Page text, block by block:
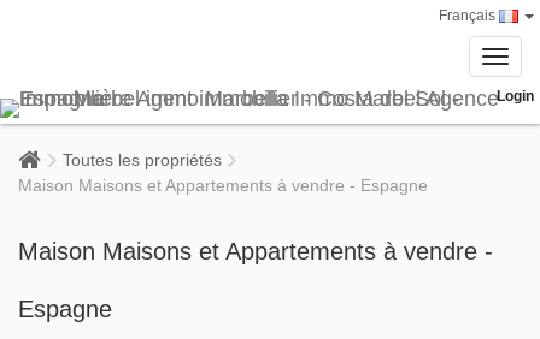
Français
Login
Toutes les propriétés
Maison Maisons et Appartements à vendre - Espagne
Maison Maisons et Appartements à vendre -
Espagne